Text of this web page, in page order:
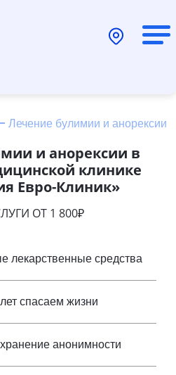
Лечение булимии и анорексии
и анорексии в
клинике
Евро-Клиник»
ОТ 1 800₽
лекарственные средства
спасаем жизни
анонимности